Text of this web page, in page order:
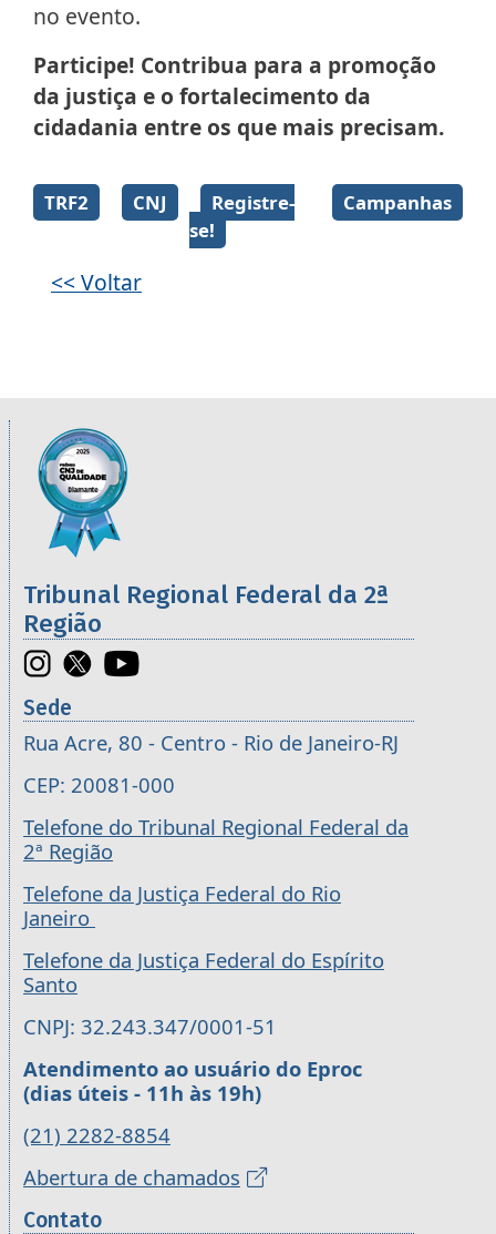
no evento.
Participe! Contribua para a promoção
da justiça e o fortalecimento da
cidadania entre os que mais precisam.
Galeria de imagens
TRF2
CNJ
Registre-
se!
Campanhas
<< Voltar
Informações úteis sobre os órgãos da 2ª
Imagem
Tribunal Regional Federal da 2ª
Região
Sede
Rua Acre, 80 - Centro - Rio de Janeiro-RJ
CEP: 20081-000
Telefone do Tribunal Regional Federal da
2ª Região
Telefone da Justiça Federal do Rio
Janeiro
Telefone da Justiça Federal do Espírito
Santo
CNPJ: 32.243.347/0001-51
Atendimento ao usuário do Eproc
(dias úteis - 11h às 19h)
(21) 2282-8854
Abertura de chamados
Contato